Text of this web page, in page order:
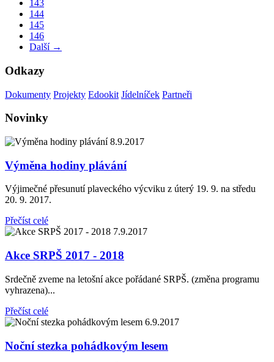
143
144
145
146
Další →
Odkazy
Dokumenty Projekty Edookit Jídelníček Partneři
Novinky
8.9.2017
Výměna hodiny plávání
Výjimečné přesunutí plaveckého výcviku z úterý 19. 9. na středu
20. 9. 2017.
Přečíst celé
7.9.2017
Akce SRPŠ 2017 - 2018
Srdečně zveme na letošní akce pořádané SRPŠ. (změna programu
vyhrazena)...
Přečíst celé
6.9.2017
Noční stezka pohádkovým lesem